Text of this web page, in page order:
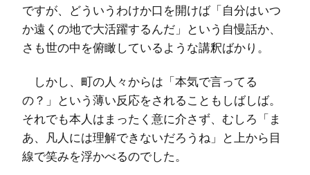
ですが、どういうわけか口を開けば「自分はいつ
か遠くの地で大活躍するんだ」という自慢話か、
さも世の中を俯瞰しているような講釈ばかり。
しかし、町の人々からは「本気で言ってる
の？」という薄い反応をされることもしばしば。
それでも本人はまったく意に介さず、むしろ「ま
あ、凡人には理解できないだろうね」と上から目
線で笑みを浮かべるのでした。